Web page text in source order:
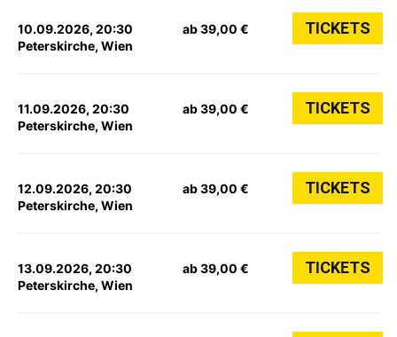
10.09.2026, 20:30
Peterskirche, Wien
ab 39,00 € TICKETS
11.09.2026, 20:30
Peterskirche, Wien
ab 39,00 € TICKETS
12.09.2026, 20:30
Peterskirche, Wien
ab 39,00 € TICKETS
13.09.2026, 20:30
Peterskirche, Wien
ab 39,00 € TICKETS